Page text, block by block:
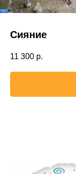
Сияние
11 300 р.